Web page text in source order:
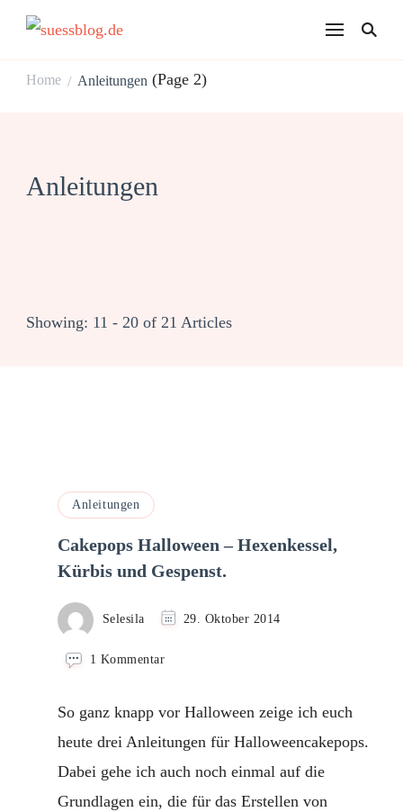
Home / Anleitungen (Page 2)
Anleitungen
Showing: 11 - 20 of 21 Articles
Anleitungen
Cakepops Halloween – Hexenkessel,
Kürbis und Gespenst.
Selesila 29. Oktober 2014
1 Kommentarzu
–
Hexenkessel,
Kürbis
und
So ganz knapp vor Halloween zeige ich euch
heute drei Anleitungen für Halloweencakepops.
Dabei gehe ich auch noch einmal auf die
Grundlagen ein, die für das Erstellen von